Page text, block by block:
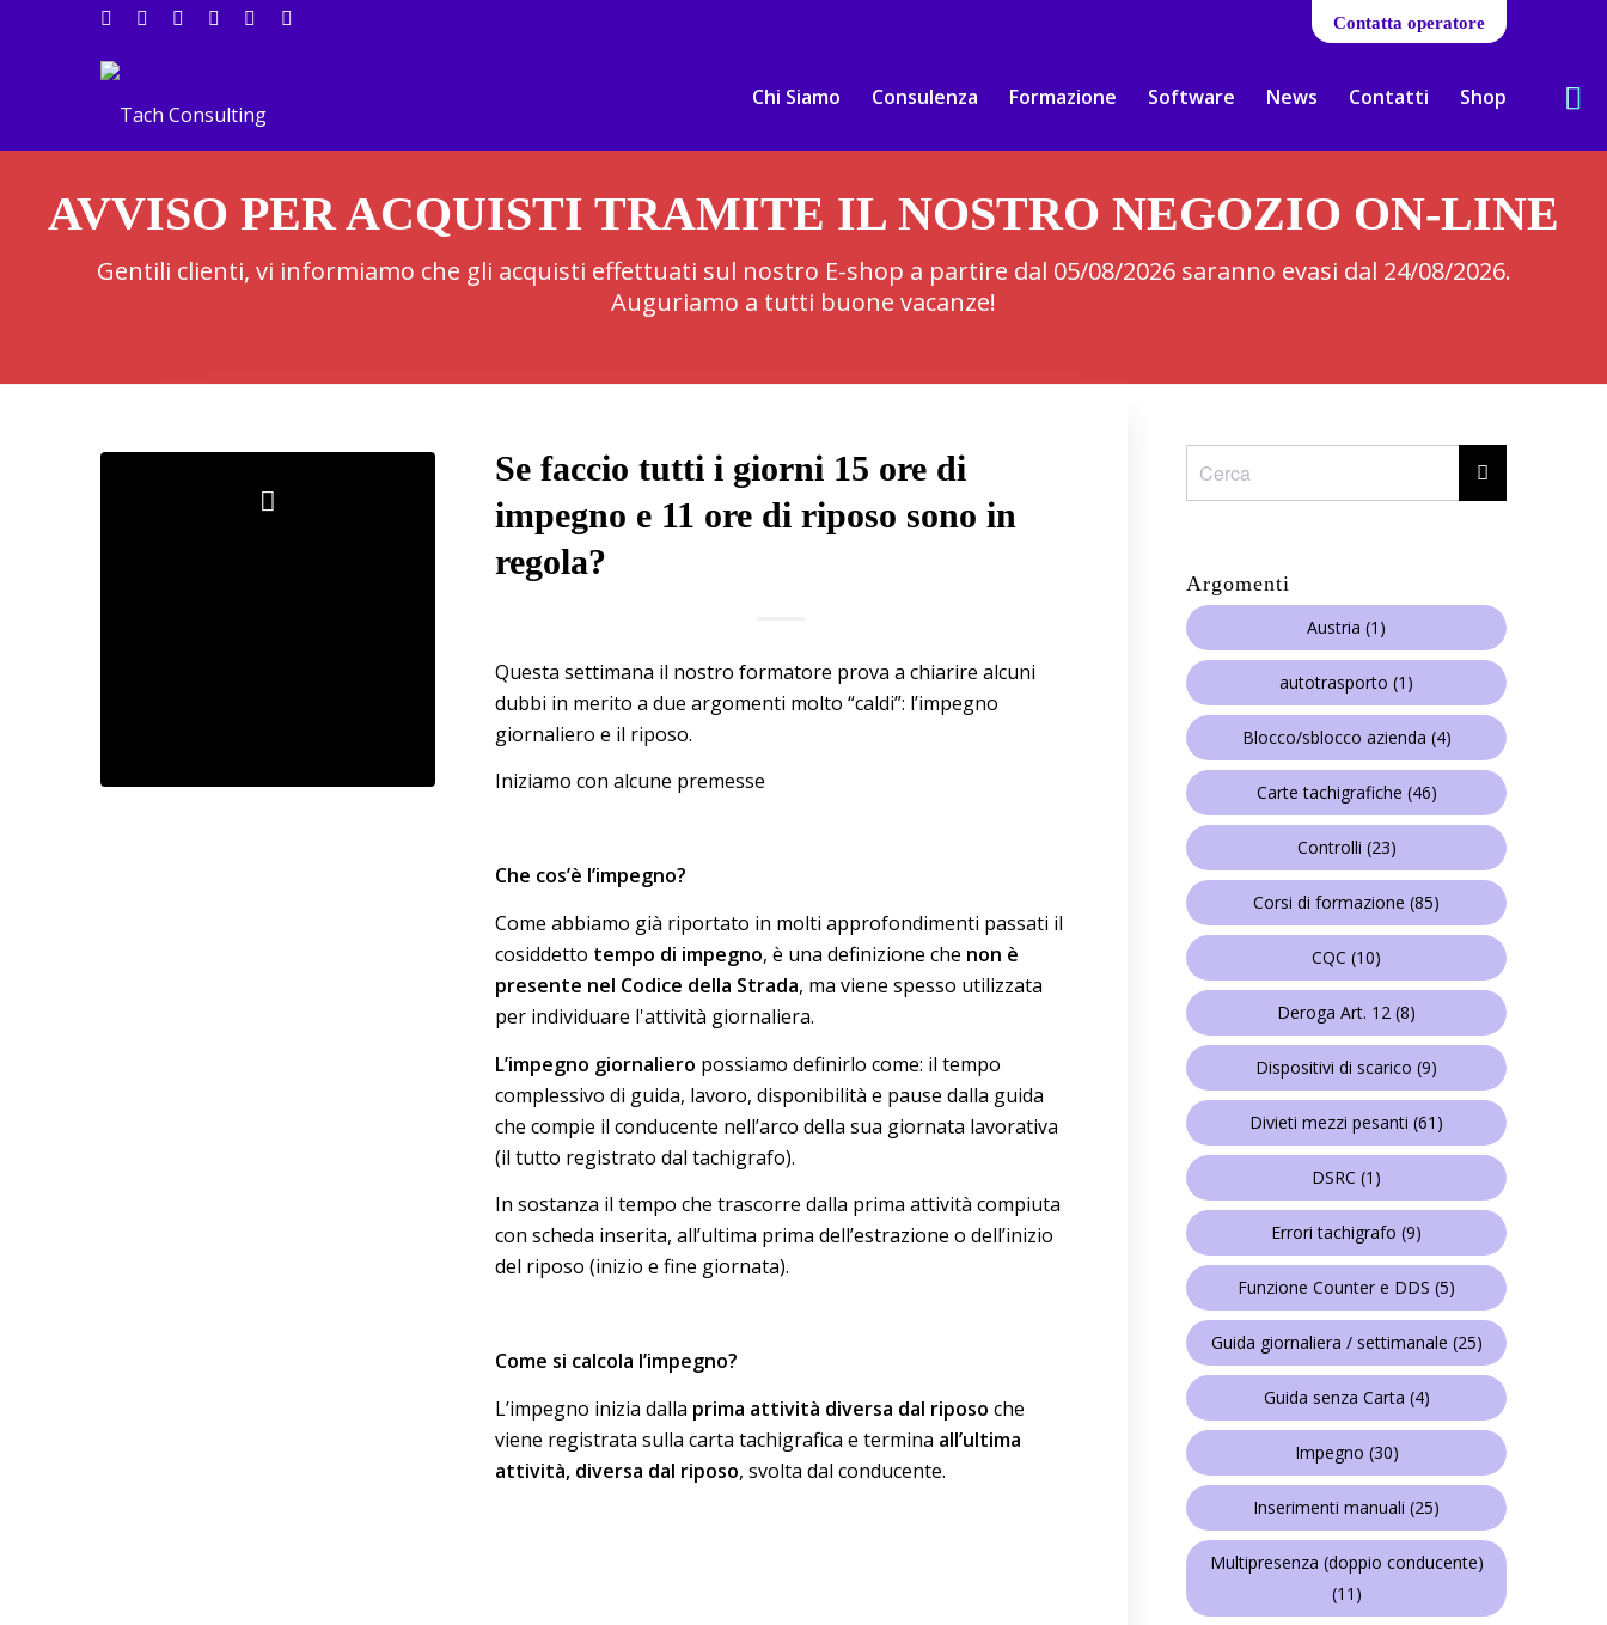
Contatta operatore
Chi Siamo Consulenza Formazione Software News Contatti Shop
AVVISO PER ACQUISTI TRAMITE IL NOSTRO NEGOZIO ON-LINE
Gentili clienti, vi informiamo che gli acquisti effettuati sul nostro E-shop a partire dal 05/08/2026 saranno evasi dal 24/08/2026.
Auguriamo a tutti buone vacanze!
Se faccio tutti i giorni 15 ore di
impegno e 11 ore di riposo sono in
regola?
Questa settimana il nostro formatore prova a chiarire alcuni
dubbi in merito a due argomenti molto “caldi”: l’impegno
giornaliero e il riposo.
Iniziamo con alcune premesse
Che cos’è l’impegno?
Come abbiamo già riportato in molti approfondimenti passati il
cosiddetto tempo di impegno, è una definizione che non è
presente nel Codice della Strada, ma viene spesso utilizzata
per individuare l'attività giornaliera.
L’impegno giornaliero possiamo definirlo come: il tempo
complessivo di guida, lavoro, disponibilità e pause dalla guida
che compie il conducente nell’arco della sua giornata lavorativa
(il tutto registrato dal tachigrafo).
In sostanza il tempo che trascorre dalla prima attività compiuta
con scheda inserita, all’ultima prima dell’estrazione o dell’inizio
del riposo (inizio e fine giornata).
Come si calcola l’impegno?
L’impegno inizia dalla prima attività diversa dal riposo che
viene registrata sulla carta tachigrafica e termina all’ultima
attività, diversa dal riposo, svolta dal conducente.
Argomenti
Austria (1)
autotrasporto (1)
Blocco/sblocco azienda (4)
Carte tachigrafiche (46)
Controlli (23)
Corsi di formazione (85)
CQC (10)
Deroga Art. 12 (8)
Dispositivi di scarico (9)
Divieti mezzi pesanti (61)
DSRC (1)
Errori tachigrafo (9)
Funzione Counter e DDS (5)
Guida giornaliera / settimanale (25)
Guida senza Carta (4)
Impegno (30)
Inserimenti manuali (25)
Multipresenza (doppio conducente)
(11)